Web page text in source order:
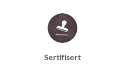
Sertifisert